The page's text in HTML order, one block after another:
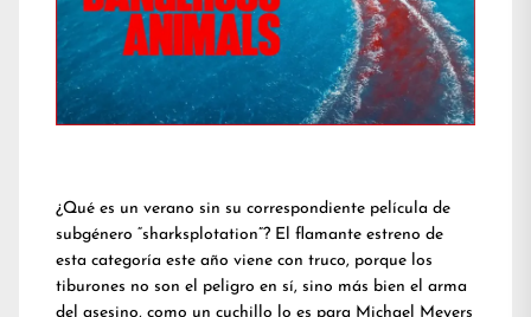
¿Qué es un verano sin su correspondiente película de
subgénero “sharksplotation”? El flamante estreno de
esta categoría este año viene con truco, porque los
tiburones no son el peligro en sí, sino más bien el arma
del asesino, como un cuchillo lo es para Michael Meyers